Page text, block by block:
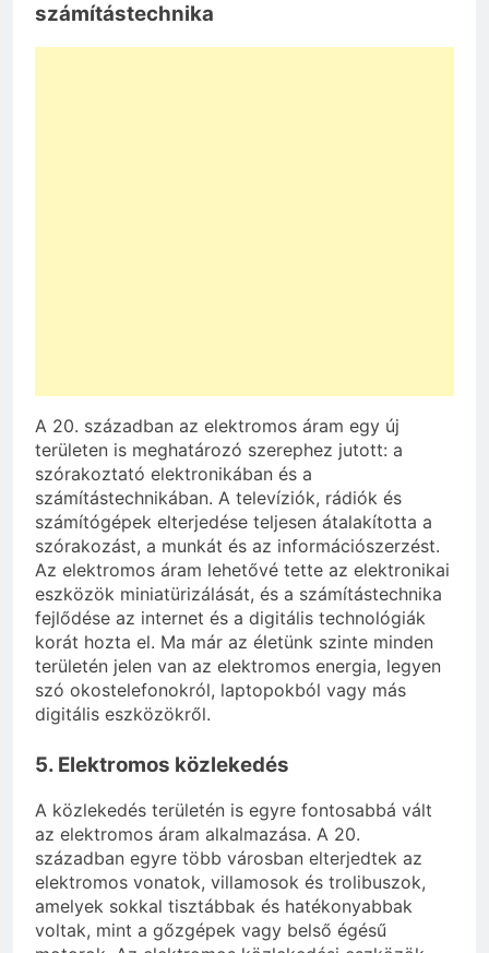
számítástechnika
A 20. században az elektromos áram egy új
területen is meghatározó szerephez jutott: a
szórakoztató elektronikában és a
számítástechnikában. A televíziók, rádiók és
számítógépek elterjedése teljesen átalakította a
szórakozást, a munkát és az információszerzést.
Az elektromos áram lehetővé tette az elektronikai
eszközök miniatürizálását, és a számítástechnika
fejlődése az internet és a digitális technológiák
korát hozta el. Ma már az életünk szinte minden
területén jelen van az elektromos energia, legyen
szó okostelefonokról, laptopokból vagy más
digitális eszközökről.
5. Elektromos közlekedés
A közlekedés területén is egyre fontosabbá vált
az elektromos áram alkalmazása. A 20.
században egyre több városban elterjedtek az
elektromos vonatok, villamosok és trolibuszok,
amelyek sokkal tisztábbak és hatékonyabbak
voltak, mint a gőzgépek vagy belső égésű